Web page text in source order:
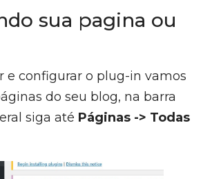
sua pagina ou
e configurar o plug-in vamos
do seu blog, na barra
siga até Páginas -> Todas